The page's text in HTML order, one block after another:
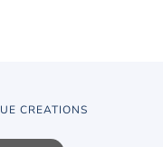
CREATIONS